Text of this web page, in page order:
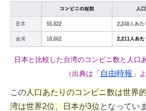
日本と比較した台湾のコンビニ数と人口
（出典は「 自由時報 」
この 人口あたりのコンビニ数は世界
湾は世界2位、日本が3位となってい